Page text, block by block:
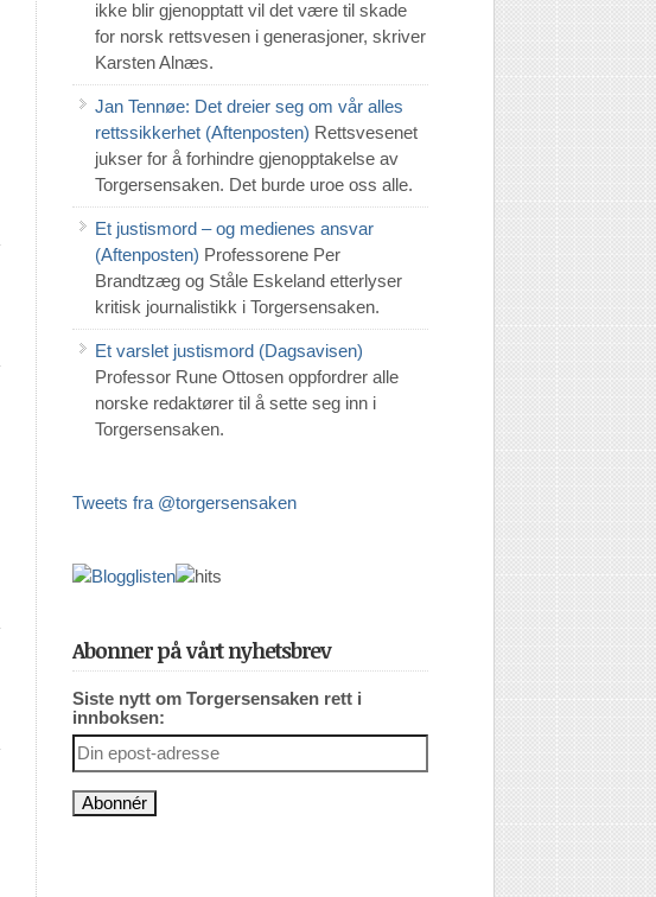
ikke blir gjenopptatt vil det være til skade
for norsk rettsvesen i generasjoner, skriver
Karsten Alnæs.
Jan Tennøe: Det dreier seg om vår alles
rettssikkerhet (Aftenposten) Rettsvesenet
jukser for å forhindre gjenopptakelse av
Torgersensaken. Det burde uroe oss alle.
Et justismord – og medienes ansvar
(Aftenposten) Professorene Per
Brandtzæg og Ståle Eskeland etterlyser
kritisk journalistikk i Torgersensaken.
Et varslet justismord (Dagsavisen)
Professor Rune Ottosen oppfordrer alle
norske redaktører til å sette seg inn i
Torgersensaken.
Tweets fra @torgersensaken
Abonner på vårt nyhetsbrev
Siste nytt om Torgersensaken rett i
innboksen: